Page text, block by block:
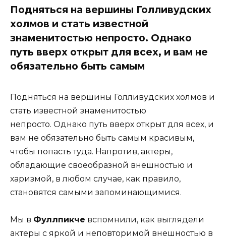
Подняться на вершины Голливудских
холмов и стать известной
знаменитостью непросто. Однако
путь вверх открыт для всех, и вам не
обязательно быть самым
Подняться на вершины Голливудских холмов и
стать известной знаменитостью
непросто. Однако путь вверх открыт для всех, и
вам не обязательно быть самым красивым,
чтобы попасть туда. Напротив, актеры,
обладающие своеобразной внешностью и
харизмой, в любом случае, как правило,
становятся самыми запоминающимися.
Мы в Фуллпикче вспомнили, как выглядели
актеры с яркой и неповторимой внешностью в